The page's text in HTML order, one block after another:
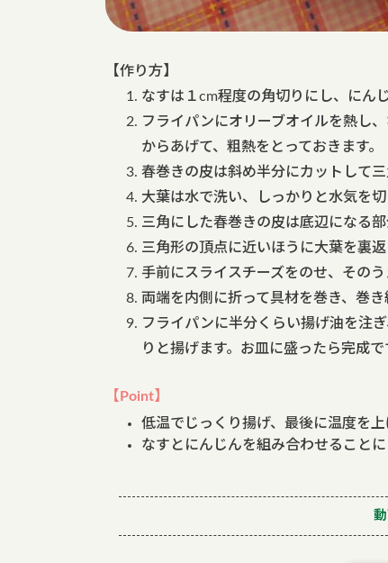
【作り方】
なすは１cm程度の角切りにし、にん
フライパンにオリーブオイルを熱し
からあげて、粗熱をとっておきます。
春巻きの皮は斜め半分にカットして
大葉は水で洗い、しっかりと水気を切
三角にした春巻きの皮は底辺になる
三角形の頂点に近いほうに大葉を裏返
手前にスライスチーズをのせ、その
両端を内側に折って具材を巻き、巻
フライパンに半分くらい揚げ油を注
りと揚げます。お皿に盛ったら完成
【Point】
低温でじっくり揚げ、最後に温度を
なすとにんじんを組み合わせること